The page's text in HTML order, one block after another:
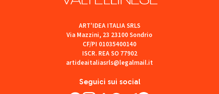
Seguici sui social
ART'IDEA ITALIA SRLS
Via Mazzini, 23 23100 Sondrio
CF/PI 01035400140
ISCR. REA SO 77902
artideaitaliasrls@legalmail.it